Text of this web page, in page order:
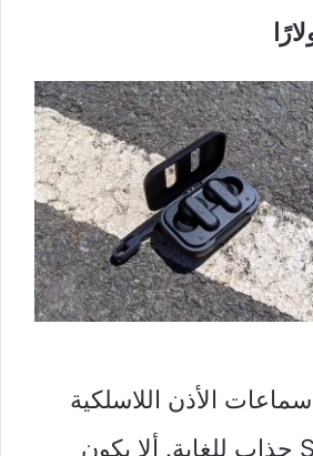
الأذن اللاسلكية
من Skullcandy جذاب للغاية. ألا يكون